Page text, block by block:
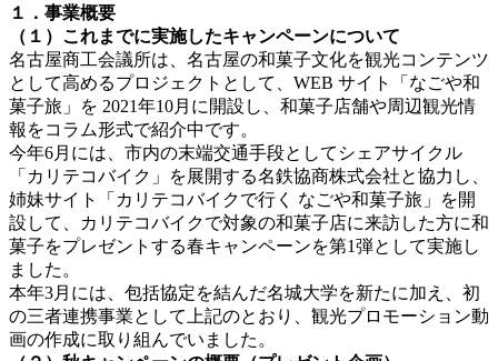
１．事業概要
（１）これまでに実施したキャンペーンについて
名古屋商工会議所は、名古屋の和菓子文化を観光コンテンツ
として高めるプロジェクトとして、WEB サイト「なごや和
菓子旅」を 2021年10月に開設し、和菓子店舗や周辺観光情
報をコラム形式で紹介中です。
今年6月には、市内の末端交通手段としてシェアサイクル
「カリテコバイク」を展開する名鉄協商株式会社と協力し、
姉妹サイト「カリテコバイクで行く なごや和菓子旅」を開
設して、カリテコバイクで対象の和菓子店に来訪した方に和
菓子をプレゼントする春キャンペーンを第1弾として実施し
ました。
本年3月には、包括協定を結んだ名城大学を新たに加え、初
の三者連携事業として上記のとおり、観光プロモーション動
画の作成に取り組んでいました。